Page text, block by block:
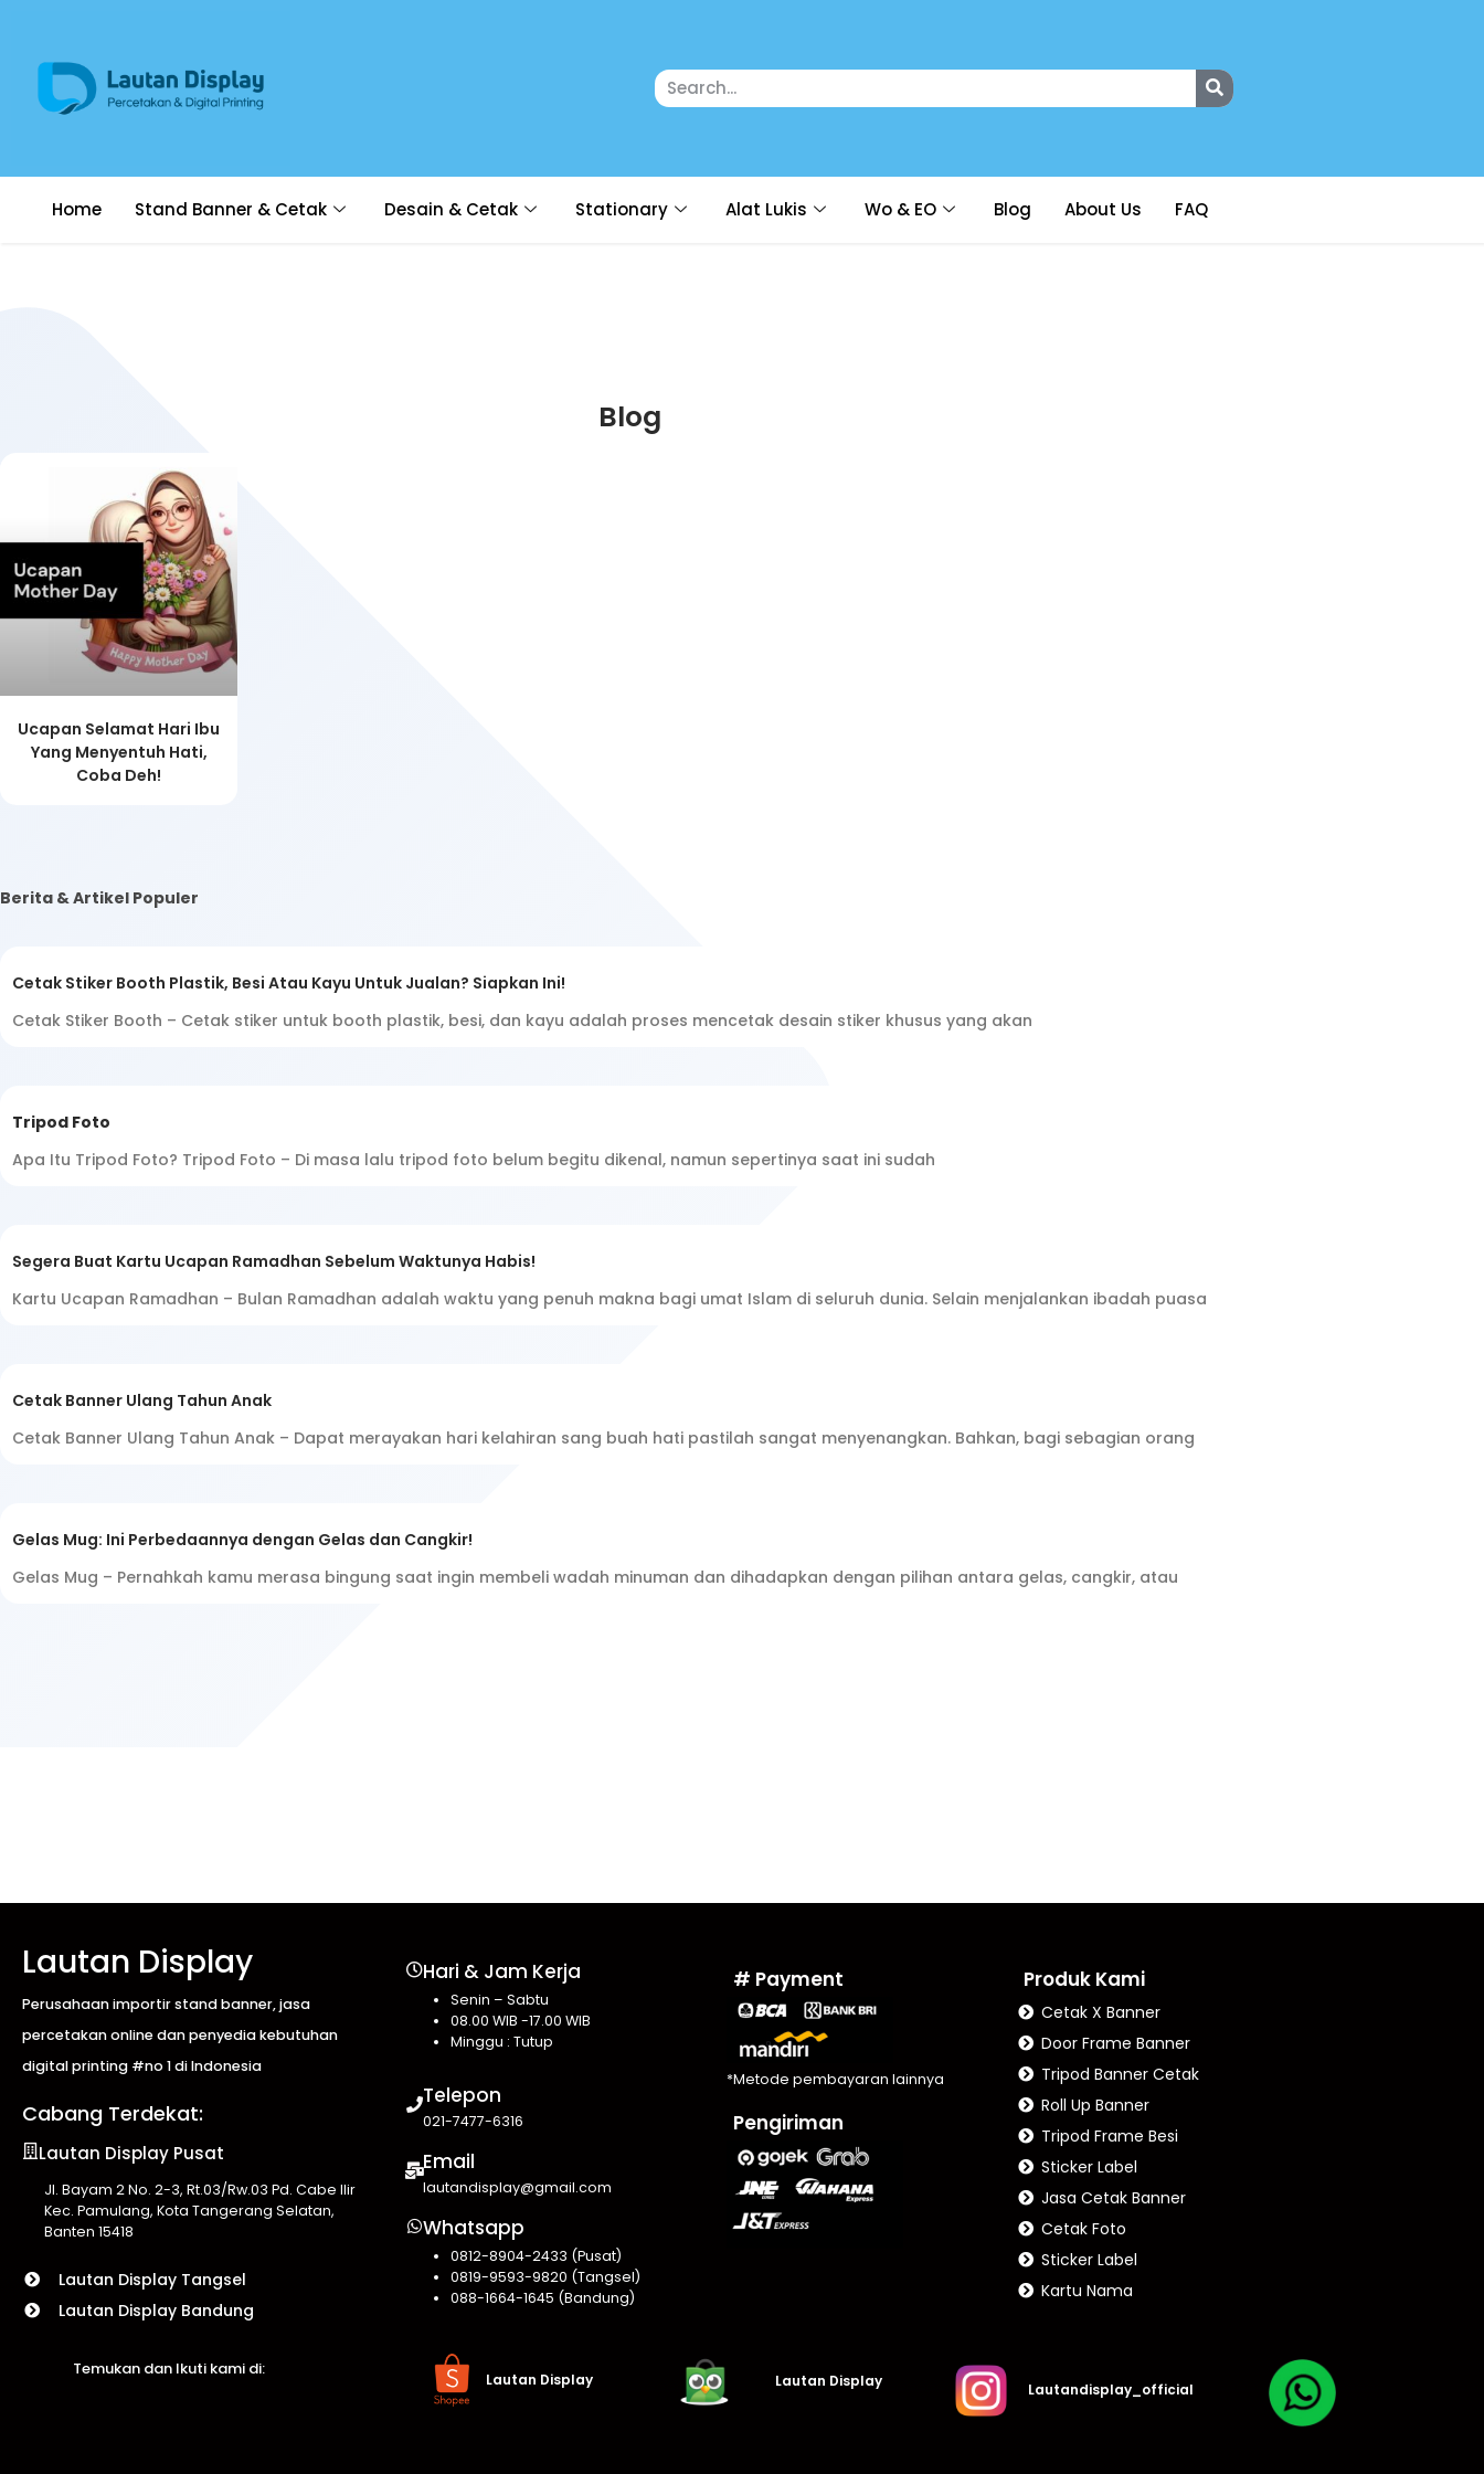
Home Stand Banner & Cetak Desain & Cetak Stationary Alat Lukis Wo & EO Blog About Us FAQ
Blog
Ucapan Selamat Hari Ibu
Yang Menyentuh Hati,
Coba Deh!
Berita & Artikel Populer
Cetak Stiker Booth Plastik, Besi Atau Kayu Untuk Jualan? Siapkan Ini!
Cetak Stiker Booth – Cetak stiker untuk booth plastik, besi, dan kayu adalah proses mencetak desain stiker khusus yang akan
Tripod Foto
Apa Itu Tripod Foto? Tripod Foto – Di masa lalu tripod foto belum begitu dikenal, namun sepertinya saat ini sudah
Segera Buat Kartu Ucapan Ramadhan Sebelum Waktunya Habis!
Kartu Ucapan Ramadhan – Bulan Ramadhan adalah waktu yang penuh makna bagi umat Islam di seluruh dunia. Selain menjalankan ibadah puasa
Cetak Banner Ulang Tahun Anak
Cetak Banner Ulang Tahun Anak – Dapat merayakan hari kelahiran sang buah hati pastilah sangat menyenangkan. Bahkan, bagi sebagian orang
Gelas Mug: Ini Perbedaannya dengan Gelas dan Cangkir!
Gelas Mug – Pernahkah kamu merasa bingung saat ingin membeli wadah minuman dan dihadapkan dengan pilihan antara gelas, cangkir, atau
Lautan Display
Perusahaan importir stand banner, jasa
percetakan online dan penyedia kebutuhan
digital printing #no 1 di Indonesia
Cabang Terdekat:
Lautan Display Pusat
Jl. Bayam 2 No. 2-3, Rt.03/Rw.03 Pd. Cabe Ilir
Kec. Pamulang, Kota Tangerang Selatan,
Banten 15418
Lautan Display Tangsel
Lautan Display Bandung
Hari & Jam Kerja
Senin – Sabtu
08.00 WIB -17.00 WIB
Minggu : Tutup
Telepon
021-7477-6316
Email
lautandisplay@gmail.com
Whatsapp
0812-8904-2433 (Pusat)
0819-9593-9820 (Tangsel)
088-1664-1645 (Bandung)
# Payment
*Metode pembayaran lainnya
Pengiriman
Produk Kami
Cetak X Banner
Door Frame Banner
Tripod Banner Cetak
Roll Up Banner
Tripod Frame Besi
Sticker Label
Jasa Cetak Banner
Cetak Foto
Sticker Label
Kartu Nama
Temukan dan Ikuti kami di:
Lautan Display Lautan Display
Lautandisplay_official